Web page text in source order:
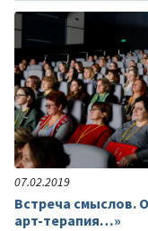
07.02.2019
Встреча смыслов.
арт-терапия…»